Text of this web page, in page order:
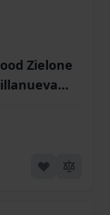
Zielone